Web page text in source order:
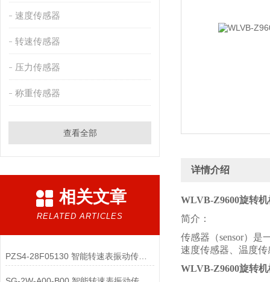
速度传感器
转速传感器
压力传感器
称重传感器
查看全部
相关文章
RELATED ARTICLES
PZS4-28F05130 智能转速表振动传感器的低功耗配件与电源管理策略有哪些？
详情介绍
WLVB-Z9600旋转
简介：
传感器（sensor）
速度传感器、温度
WLVB-Z9600旋转